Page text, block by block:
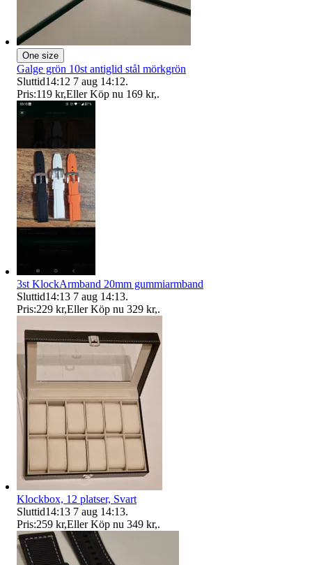
One size
Galge grön 10st antiglid stål mörkgrön
Sluttid14:12 7 aug 14:12.
Pris:119 kr,Eller Köp nu 169 kr,.
3st KlockArmband 20mm gummiarmband
Sluttid14:13 7 aug 14:13.
Pris:229 kr,Eller Köp nu 329 kr,.
Klockbox, 12 platser, Svart
Sluttid14:13 7 aug 14:13.
Pris:259 kr,Eller Köp nu 349 kr,.